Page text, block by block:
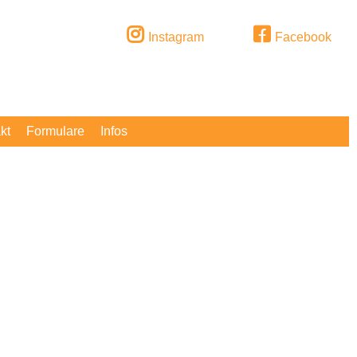
Instagram Facebook
Formulare Infos